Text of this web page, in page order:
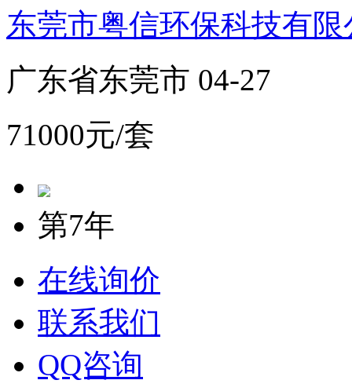
东莞市粤信环保科技有限
广东省东莞市 04-27
71000元/套
第7年
在线询价
联系我们
QQ咨询